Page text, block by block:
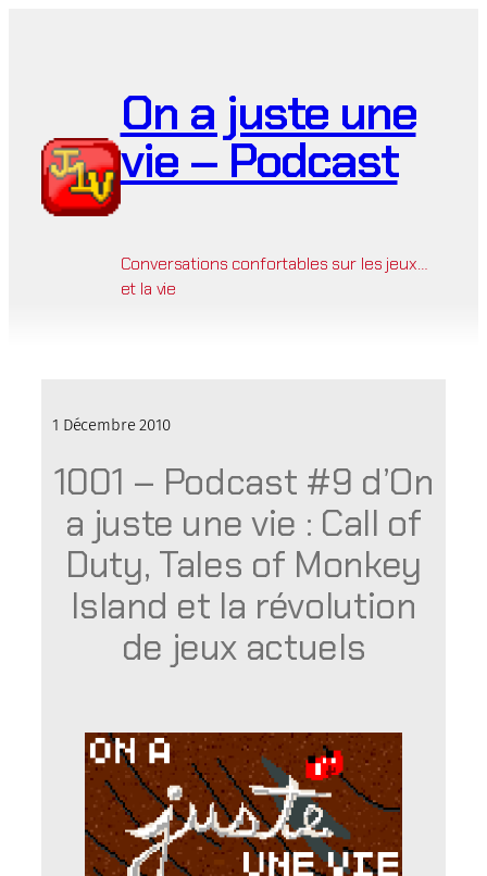
On a juste une
vie – Podcast
Conversations confortables sur les jeux…
et la vie
1 Décembre 2010
1001 – Podcast #9 d’On
a juste une vie : Call of
Duty, Tales of Monkey
Island et la révolution
de jeux actuels